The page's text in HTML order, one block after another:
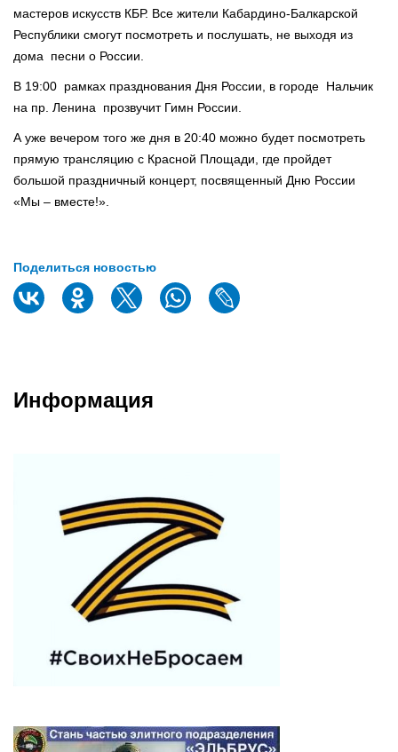
мастеров искусств КБР. Все жители Кабардино-Балкарской
Республики смогут посмотреть и послушать, не выходя из
дома песни о России.
В 19:00 рамках празднования Дня России, в городе Нальчик
на пр. Ленина прозвучит Гимн России.
А уже вечером того же дня в 20:40 можно будет посмотреть
прямую трансляцию с Красной Площади, где пройдет
большой праздничный концерт, посвященный Дню России
«Мы – вместе!».
Поделиться новостью
Информация